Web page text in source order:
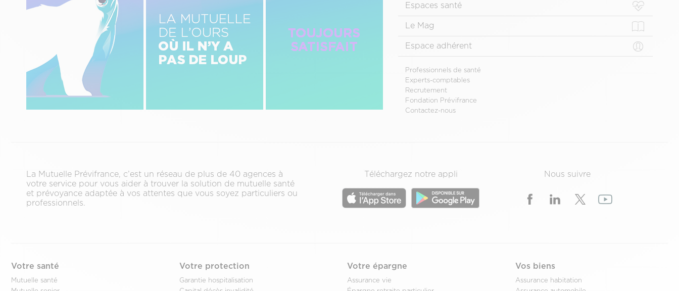
de
principal
Espaces santé
Le Mag
Espace adhérent
Menu
Pied
de
page
Professionnels de santé
Experts-comptables
Recrutement
Fondation Prévifrance
Contactez-nous
La Mutuelle Prévifrance, c’est un réseau de plus de 40 agences à
votre service pour vous aider à trouver la solution de mutuelle santé
et prévoyance adaptée à vos attentes que vous soyez particuliers ou
professionnels.
Téléchargez notre appli Nous suivre
Votre santé
Mutuelle santé
Votre protection
Garantie hospitalisation
Votre épargne
Assurance vie
Vos biens
Assurance habitation